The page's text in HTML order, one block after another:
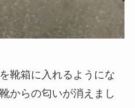
靴箱に入れるようにな
からの匂いが消えまし